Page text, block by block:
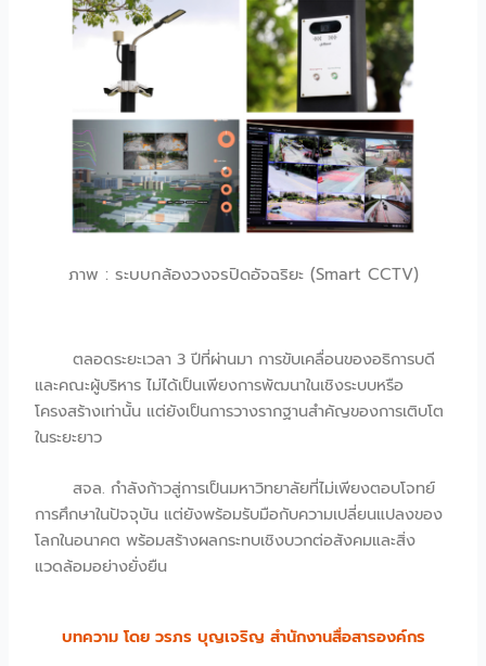
ภาพ : ระบบกล้องวงจรปิดอัจฉริยะ (Smart CCTV)
ตลอดระยะเวลา 3 ปีที่ผ่านมา การขับเคลื่อนของอธิการบดี
และคณะผู้บริหาร ไม่ได้เป็นเพียงการพัฒนาในเชิงระบบหรือ
โครงสร้างเท่านั้น แต่ยังเป็นการวางรากฐานสำคัญของการเติบโต
ในระยะยาว
สจล. กำลังก้าวสู่การเป็นมหาวิทยาลัยที่ไม่เพียงตอบโจทย์
การศึกษาในปัจจุบัน แต่ยังพร้อมรับมือกับความเปลี่ยนแปลงของ
โลกในอนาคต พร้อมสร้างผลกระทบเชิงบวกต่อสังคมและสิ่ง
แวดล้อมอย่างยั่งยืน
บทความ โดย วรภร บุญเจริญ สำนักงานสื่อสารองค์กร